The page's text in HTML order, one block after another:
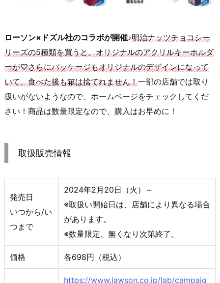
ローソン×ドズル社のコラボが開催♪明治ナッツチョコシー
リーズの5種類を買うと、オリジナルのアクリルキーホルダ
ーが♡さらにパッケージもオリジナルのデザインになって
いて、食べた後も箱は捨てれません！一部の店舗では取り
扱いがないようなので、ホームページをチェックしてくだ
さい！商品は数量限定なので、購入はお早めに！
取扱販売情報
発売日
いつから/い
つまで
2024年2月20日（火）～
※取扱い開始日は、店舗により異なる場合
があります。
※数量限定、無くなり次第終了。
価格 各698円（税込）
https://www.lawson.co.jp/lab/campaig